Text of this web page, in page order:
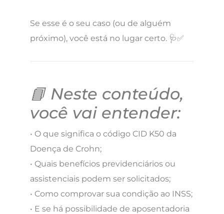
Se esse é o seu caso (ou de alguém
próximo), você está no lugar certo. 🩺✅
📘 Neste conteúdo,
você vai entender:
• O que significa o código CID K50 da
Doença de Crohn;
• Quais benefícios previdenciários ou
assistenciais podem ser solicitados;
• Como comprovar sua condição ao INSS;
• E se há possibilidade de aposentadoria